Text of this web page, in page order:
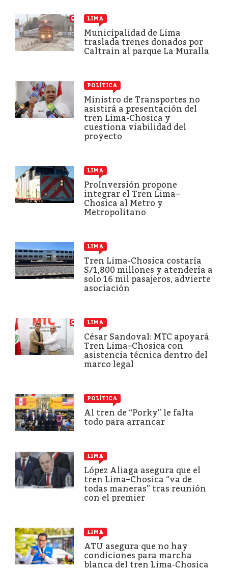
LIMA
Municipalidad de Lima
traslada trenes donados por
Caltrain al parque La Muralla
POLÍTICA
Ministro de Transportes no
asistirá a presentación del
tren Lima-Chosica y
cuestiona viabilidad del
proyecto
LIMA
ProInversión propone
integrar el Tren Lima–
Chosica al Metro y
Metropolitano
LIMA
Tren Lima-Chosica costaría
S/1,800 millones y atendería a
solo 16 mil pasajeros, advierte
asociación
LIMA
César Sandoval: MTC apoyará
Tren Lima–Chosica con
asistencia técnica dentro del
marco legal
POLÍTICA
Al tren de “Porky” le falta
todo para arrancar
LIMA
López Aliaga asegura que el
tren Lima–Chosica “va de
todas maneras” tras reunión
con el premier
LIMA
ATU asegura que no hay
condiciones para marcha
blanca del tren Lima-Chosica